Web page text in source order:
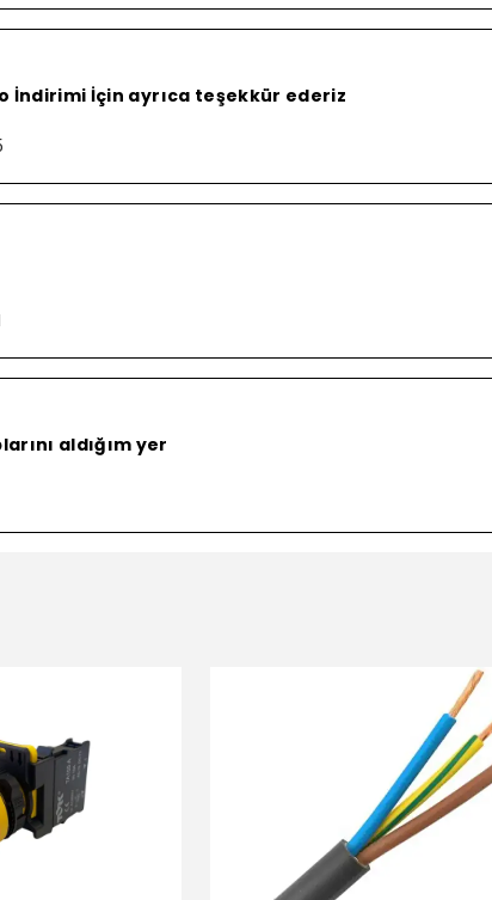
İndirimi İçin ayrıca teşekkür ederiz
aldığım yer